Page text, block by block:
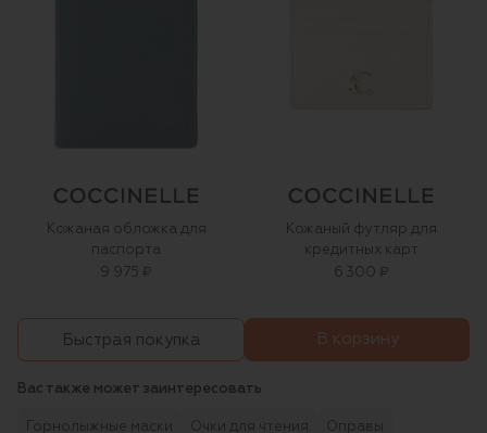
Кожаная обложка для
паспорта
9 975 ₽
Кожаный футляр для
кредитных карт
6 300 ₽
Быстрая покупка В корзину
Вас также может заинтересовать
Горнолыжные маски Очки для чтения Оправы